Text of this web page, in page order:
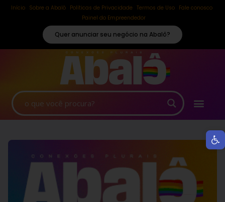
Início Sobre a Abalô Políticas de Privacidade Termos de Uso
Fale conosco
Painel do Empreendedor
Quer anunciar seu negócio na Abalô?